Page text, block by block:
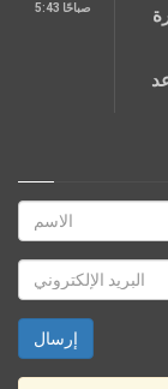
5:43 صباحًا